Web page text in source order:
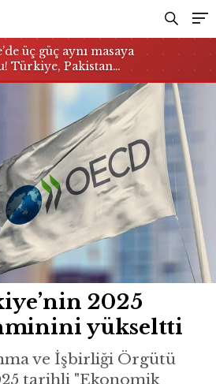
üç güç aynı masaya
Türkiye, Pakistan…
2025
yükseltti
ve İşbirliği Örgütü
tarihli "Ekonomik